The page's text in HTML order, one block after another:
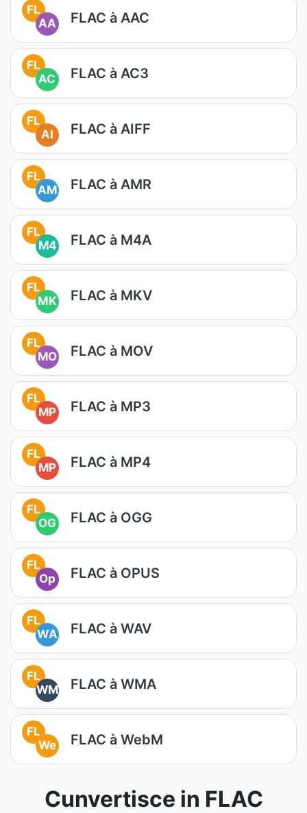
FL
AA
FLAC à AAC
FL
AC
FLAC à AC3
FL
AI
FLAC à AIFF
FL
AM
FLAC à AMR
FL
M4
FLAC à M4A
FL
MK
FLAC à MKV
FL
MO
FLAC à MOV
FL
MP
FLAC à MP3
FL
MP
FLAC à MP4
FL
OG
FLAC à OGG
FL
Op
FLAC à OPUS
FL
WA
FLAC à WAV
FL
WM
FLAC à WMA
FL
We
FLAC à WebM
Cunvertisce in FLAC